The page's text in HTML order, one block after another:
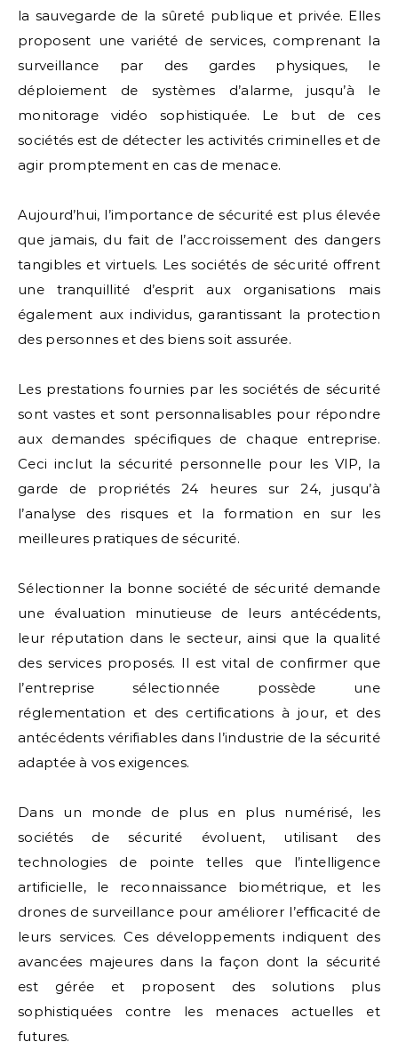
la sauvegarde de la sûreté publique et privée. Elles
proposent une variété de services, comprenant la
surveillance par des gardes physiques, le
déploiement de systèmes d’alarme, jusqu’à le
monitorage vidéo sophistiquée. Le but de ces
sociétés est de détecter les activités criminelles et de
agir promptement en cas de menace.
Aujourd’hui, l’importance de sécurité est plus élevée
que jamais, du fait de l’accroissement des dangers
tangibles et virtuels. Les sociétés de sécurité offrent
une tranquillité d’esprit aux organisations mais
également aux individus, garantissant la protection
des personnes et des biens soit assurée.
Les prestations fournies par les sociétés de sécurité
sont vastes et sont personnalisables pour répondre
aux demandes spécifiques de chaque entreprise.
Ceci inclut la sécurité personnelle pour les VIP, la
garde de propriétés 24 heures sur 24, jusqu’à
l’analyse des risques et la formation en sur les
meilleures pratiques de sécurité.
Sélectionner la bonne société de sécurité demande
une évaluation minutieuse de leurs antécédents,
leur réputation dans le secteur, ainsi que la qualité
des services proposés. Il est vital de confirmer que
l’entreprise sélectionnée possède une
réglementation et des certifications à jour, et des
antécédents vérifiables dans l’industrie de la sécurité
adaptée à vos exigences.
Dans un monde de plus en plus numérisé, les
sociétés de sécurité évoluent, utilisant des
technologies de pointe telles que l’intelligence
artificielle, le reconnaissance biométrique, et les
drones de surveillance pour améliorer l’efficacité de
leurs services. Ces développements indiquent des
avancées majeures dans la façon dont la sécurité
est gérée et proposent des solutions plus
sophistiquées contre les menaces actuelles et
futures.